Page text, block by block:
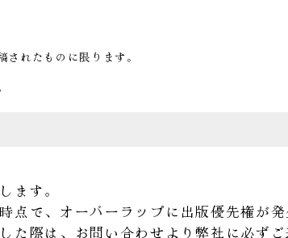
れたものに限ります。
ます。
点で、オーバーラップに出版優先権が発
た際は、お問い合わせより弊社に必ずご